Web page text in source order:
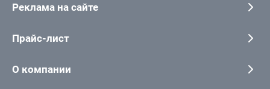
Реклама на сайте
Прайс-лист
О компании